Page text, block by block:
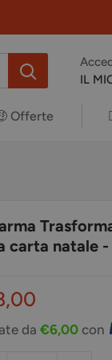
IL
Offerte
carta natale
da€6,00 con